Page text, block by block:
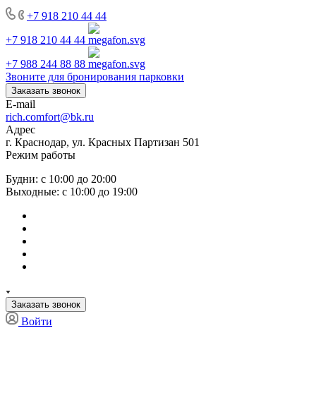
+7 918 210 44 44
+7 918 210 44 44
+7 988 244 88 88
Звоните для бронирования парковки
Заказать звонок
E-mail
rich.comfort@bk.ru
Адрес
г. Краснодар, ул. Красных Партизан 501
Режим работы
Будни: с 10:00 до 20:00
Выходные: с 10:00 до 19:00
Заказать звонок
Войти